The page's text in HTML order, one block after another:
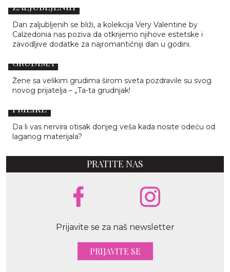
ZALJUBLJENIH
Dan zaljubljenih se bliži, a kolekcija Very Valentine by
Calzedonia nas poziva da otkrijemo njihove estetske i
zavodljive dodatke za najromantičniji dan u godini.
GRUDNJAK KOJI JE ODUŠEVIO ŽENE SA VELIKIM
GRUDIMA
Žene sa velikim grudima širom sveta pozdravile su svog
novog prijatelja – „Ta-ta grudnjak!
POTPUNO NOV DIZAJN GAĆICA ZA POSEBNE
PRILIKE
Da li vas nervira otisak donjeg veša kada nosite odeću od
laganog materijala?
PRATITE NAS
Prijavite se za naš newsletter
PRIJAVITE SE